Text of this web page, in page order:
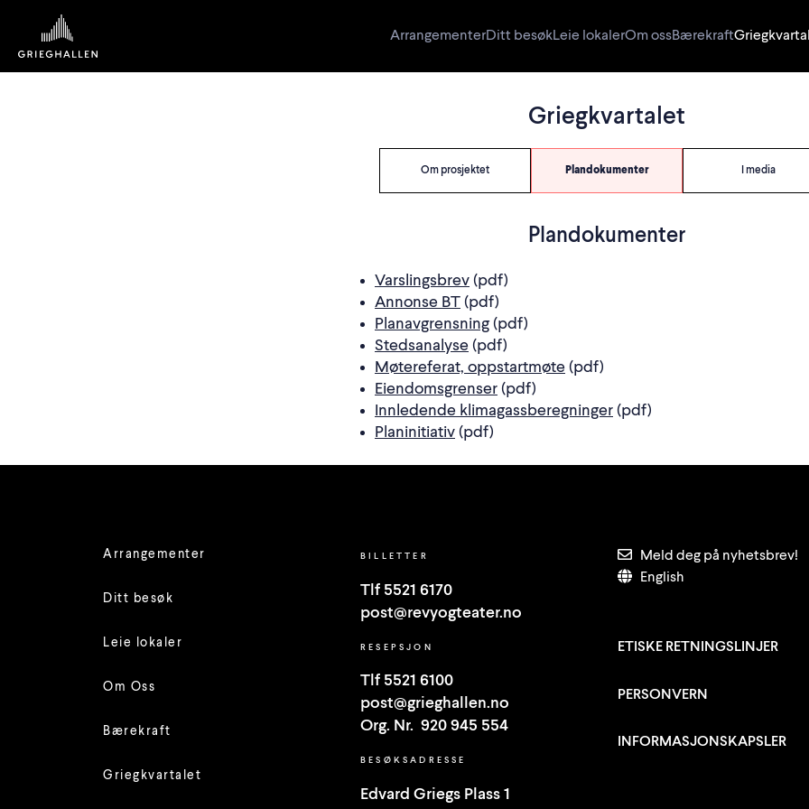
ArrangementerDitt besøkLeie lokalerOm ossBærekraft
Griegkvartalet
Om prosjektet Plandokumenter I media
Plandokumenter
Varslingsbrev (pdf)
Annonse BT (pdf)
Planavgrensning(pdf)
Stedsanalyse (pdf)
Møtereferat, oppstartmøte (pdf)
Eiendomsgrenser (pdf)
Innledende klimagassberegninger (pdf)
Planinitiativ (pdf)
Arrangementer
Ditt besøk
Leie lokaler
Om Oss
Bærekraft
Griegkvartalet
BILLETTER
Tlf 5521 6170
post@revyogteater.no
RESEPSJON
Tlf 5521 6100
post@grieghallen.no
Org. Nr. 920 945 554
BESØKSADRESSE
Edvard Griegs Plass 1
Meld deg på nyhetsbrev!
English
ETISKE RETNINGSLINJER
PERSONVERN
INFORMASJONSKAPSLER